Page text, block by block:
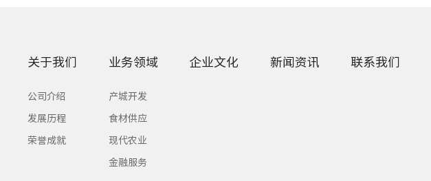
关于我们
公司介绍
发展历程
荣誉成就
业务领域
产城开发
食材供应
现代农业
金融服务
企业文化 新闻资讯 联系我们